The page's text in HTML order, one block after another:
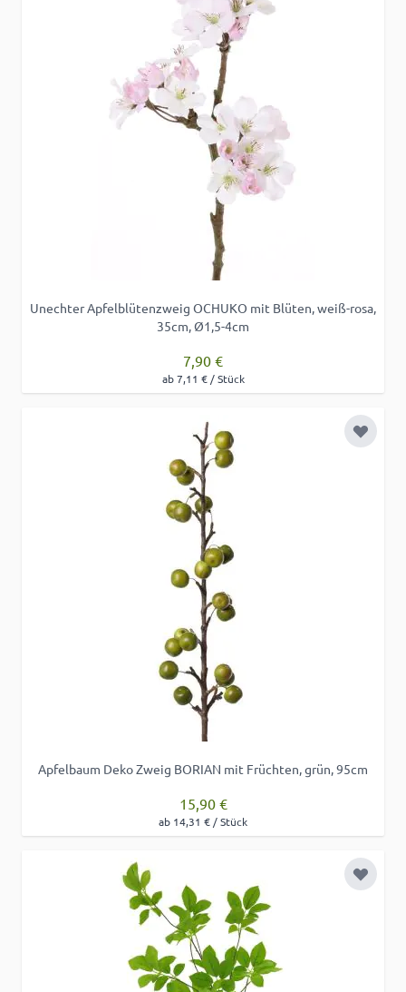
Unechter Apfelblütenzweig OCHUKO mit Blüten, weiß-rosa,
35cm, Ø1,5-4cm
7,90 €
ab 7,11 € / Stück
Zur
Apfelbaum Deko Zweig BORIAN mit Früchten, grün, 95cm
15,90 €
ab 14,31 € / Stück
Zur